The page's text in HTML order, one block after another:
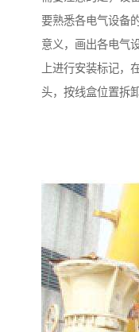
要熟悉各电气设备
意义，画出各电气
上进行安装标记，
头，按线盒位置拆